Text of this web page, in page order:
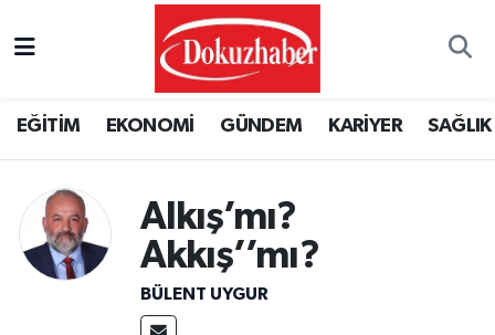
EĞİTİM EKONOMİ GÜNDEM KARİYER SAĞLIK
Alkış’mı?
Akkış’’mı?
BÜLENT UYGUR
Puan Durumu ve Fikstür
Tüm Manşetler